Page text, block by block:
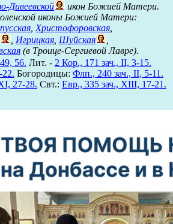
Дивеевской
икон Божией Матери.
иконы Божией Матери:
Христофоровская
Игрицкая Шуйская
(в Троице-Сергиевой Лавре).
56. Лит. - 2 Кор., 171 зач., II, 3-15.
Богородицы: Флп., 240 зач., II, 5-11.
27-28. Свт.: Евр., 335 зач., XIII, 17-21.